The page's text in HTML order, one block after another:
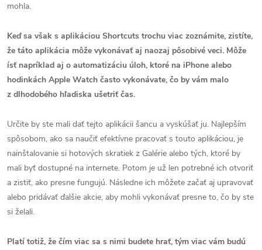
mohla.
Keď sa však s aplikáciou Shortcuts trochu viac zoznámite, zistíte,
že táto aplikácia môže vykonávať aj naozaj pôsobivé veci. Môže
ísť napríklad aj o automatizáciu úloh, ktoré na iPhone alebo
hodinkách Apple Watch často vykonávate, čo by vám malo
z dlhodobého hľadiska ušetriť čas.
Určite by ste mali dať tejto aplikácii šancu a vyskúšať ju. Najlepším
spôsobom, ako sa naučiť efektívne pracovať s touto aplikáciou, je
nainštalovanie si hotových skratiek z Galérie alebo tých, ktoré by
mali byť dostupné na internete. Potom je už len potrebné ich otvoriť
a zistiť, ako presne fungujú. Následne ich môžete začať aj upravovať
alebo pridávať ďalšie akcie, aby mohli vykonávať presne to, čo by ste
si želali.
Platí totiž, že čím viac sa s nimi budete hrať, tým viac vám budú